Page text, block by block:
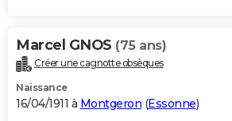
Marcel GNOS (75 ans)
Créer une cagnotte obsèques
Naissance
16/04/1911 à Montgeron (Essonne)